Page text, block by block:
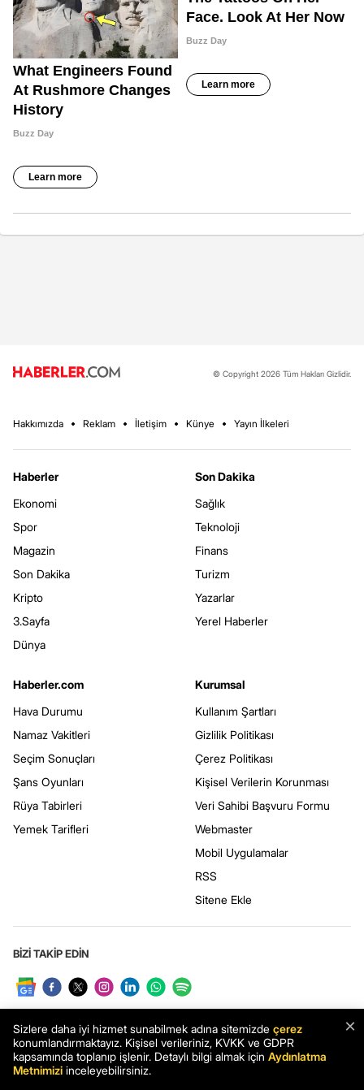
© Copyright 2026 Tüm Hakları Gizlidir.
Hakkımızda Reklam İletişim Künye Yayın İlkeleri
Haberler
Ekonomi
Spor
Magazin
Son Dakika
Kripto
3.Sayfa
Dünya
Son Dakika
Sağlık
Teknoloji
Finans
Turizm
Yazarlar
Yerel Haberler
Haberler.com
Hava Durumu
Namaz Vakitleri
Seçim Sonuçları
Şans Oyunları
Rüya Tabirleri
Yemek Tarifleri
Kurumsal
Kullanım Şartları
Gizlilik Politikası
Çerez Politikası
Kişisel Verilerin Korunması
Veri Sahibi Başvuru Formu
Webmaster
Mobil Uygulamalar
RSS
Sitene Ekle
BİZİ TAKİP EDİN
×
Sizlere daha iyi hizmet sunabilmek adına sitemizde çerez
konumlandırmaktayız. Kişisel verileriniz, KVKK ve GDPR
kapsamında toplanıp işlenir. Detaylı bilgi almak için Aydınlatma
Metnimizi inceleyebilirsiniz.